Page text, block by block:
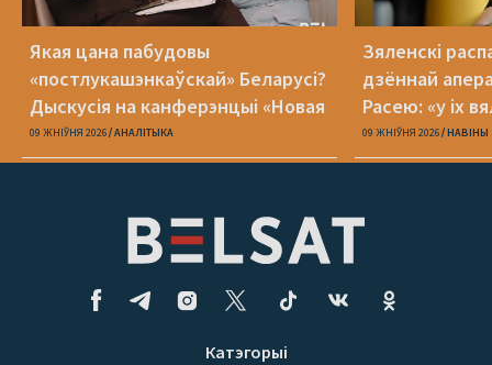
Якая цана пабудовы
«постлукашэнкаўскай» Беларусі?
Дыскусія на канферэнцыі «Новая
Беларусь»
09 ЖНІЎНЯ 2026 АНАЛІТЫКА
Зяленскі
дзённай
Расею: «у іх
09 ЖНІЎНЯ 2026 НАВІНЫ
Катэгорыі